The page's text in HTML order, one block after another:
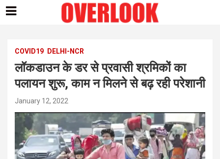
contentCOVID19 DELHI-NCR
लॉकडाउन के डर से प्रवासी श्रमिकों का
पलायन शुरू, काम न मिलने से बढ़ रही परेशानी
January 12, 2022